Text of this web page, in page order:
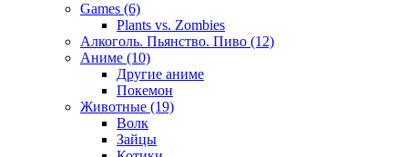
Games (6)
Plants vs. Zombies
Алкоголь. Пьянство. Пиво (12)
Аниме (10)
Другие аниме
Покемон
Животные (19)
Волк
Зайцы